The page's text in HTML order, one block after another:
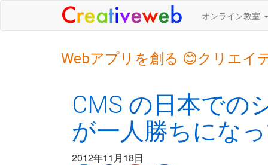
オンライン教室
Webアプリを創る 😊クリエイ
CMS の日本での
が一人勝ちにな
2012年11月18日